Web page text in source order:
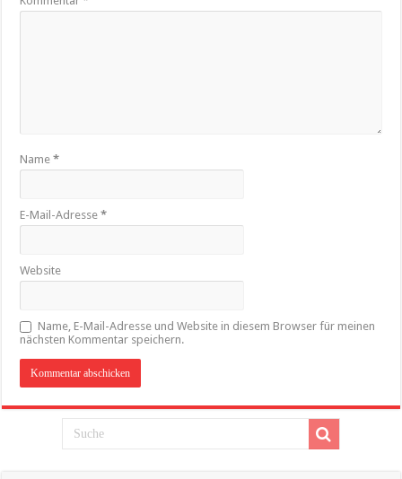
Name*
E-Mail-Adresse*
Website
Name, E-Mail-Adresse und Website in diesem Browser für meinen
nächsten Kommentar speichern.